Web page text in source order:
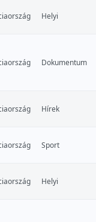
Helyi
Dokumentum
Hírek
Sport
Helyi